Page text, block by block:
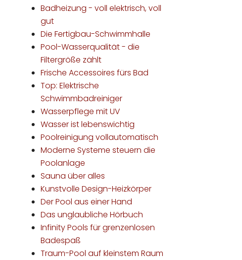
Badheizung - voll elektrisch, voll
gut
Die Fertigbau-Schwimmhalle
Pool-Wasserqualität - die
Filtergröße zählt
Frische Accessoires fürs Bad
Top: Elektrische
Schwimmbadreiniger
Wasserpflege mit UV
Wasser ist lebenswichtig
Poolreinigung vollautomatisch
Moderne Systeme steuern die
Poolanlage
Sauna über alles
Kunstvolle Design-Heizkörper
Der Pool aus einer Hand
Das unglaubliche Hörbuch
Infinity Pools für grenzenlosen
Badespaß
Traum-Pool auf kleinstem Raum